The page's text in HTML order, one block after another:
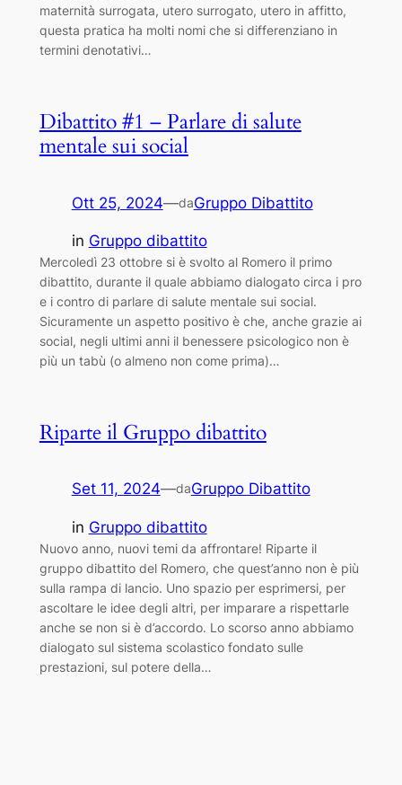
maternità surrogata, utero surrogato, utero in affitto,
questa pratica ha molti nomi che si differenziano in
termini denotativi…
Dibattito #1 – Parlare di salute
mentale sui social
Ott 25, 2024—daGruppo Dibattito
in Gruppo dibattito
Mercoledì 23 ottobre si è svolto al Romero il primo
dibattito, durante il quale abbiamo dialogato circa i pro
e i contro di parlare di salute mentale sui social.
Sicuramente un aspetto positivo è che, anche grazie ai
social, negli ultimi anni il benessere psicologico non è
più un tabù (o almeno non come prima)…
Riparte il Gruppo dibattito
Set 11, 2024—daGruppo Dibattito
in Gruppo dibattito
Nuovo anno, nuovi temi da affrontare! Riparte il
gruppo dibattito del Romero, che quest’anno non è più
sulla rampa di lancio. Uno spazio per esprimersi, per
ascoltare le idee degli altri, per imparare a rispettarle
anche se non si è d’accordo. Lo scorso anno abbiamo
dialogato sul sistema scolastico fondato sulle
prestazioni, sul potere della…